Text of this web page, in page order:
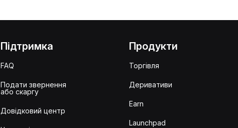
Підтримка
FAQ
Подати звернення
або скаргу
Довідковий центр
Продукти
Торгівля
Деривативи
Earn
Launchpad